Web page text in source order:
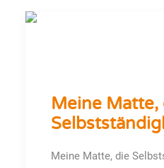
Meine Matte,
Meine Matte, die